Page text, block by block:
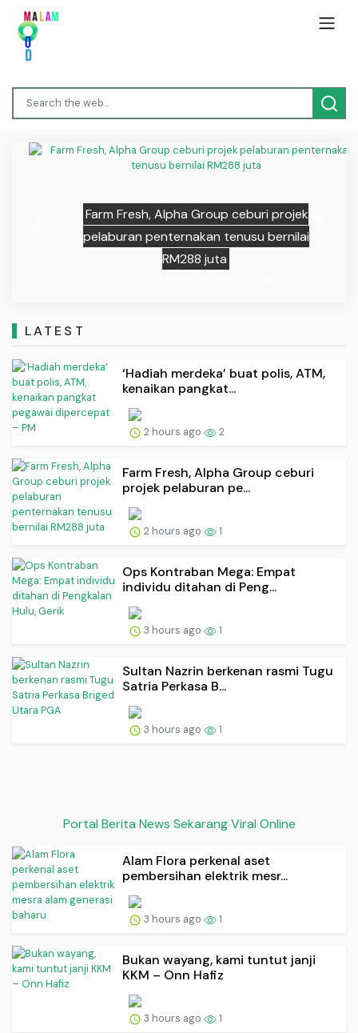
Farm Fresh, Alpha Group ceburi projek
pelaburan penternakan tenusu bernilai
RM288 juta
LATEST
‘Hadiah merdeka’ buat polis, ATM,
kenaikan pangkat...
2 hours ago 2
Farm Fresh, Alpha Group ceburi
projek pelaburan pe...
2 hours ago 1
Ops Kontraban Mega: Empat
individu ditahan di Peng...
3 hours ago 1
Sultan Nazrin berkenan rasmi Tugu
Satria Perkasa B...
3 hours ago 1
Portal Berita News Sekarang Viral Online
Alam Flora perkenal aset
pembersihan elektrik mesr...
3 hours ago 1
Bukan wayang, kami tuntut janji
KKM – Onn Hafiz
3 hours ago 1